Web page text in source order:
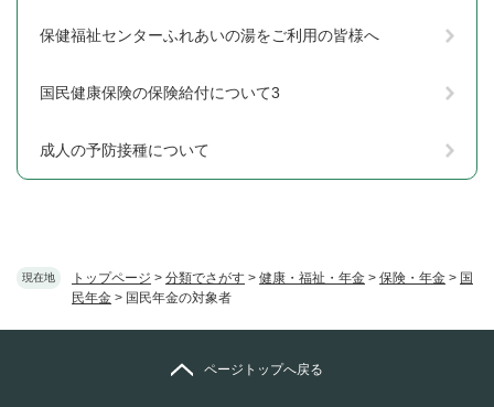
現在地 トップページ > 分類でさがす > 健康・福祉・年金 > 保険・年金 > 国
民年金 > 国民年金の対象者
保健福祉センターふれあいの湯をご利用の皆様へ
国民健康保険の保険給付について3
成人の予防接種について
ページトップへ戻る